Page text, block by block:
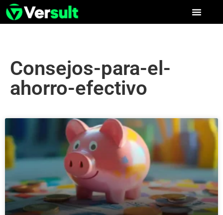
Consejos-para-el-
ahorro-efectivo